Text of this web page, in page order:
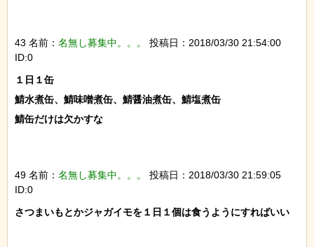
43 名前： 名無し募集中。。。
投稿日：2018/03/30 21:54:00
ID:0
１日１缶
鯖水煮缶、鯖味噌煮缶、鯖醤油煮缶、鯖塩煮缶
鯖缶だけは欠かすな
49 名前： 名無し募集中。。。
投稿日：2018/03/30 21:59:05
ID:0
さつまいもとかジャガイモを１日１個は食うようにすればいい